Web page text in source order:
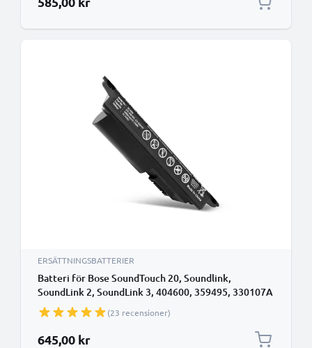
ERSÄTTNINGSBATTERIER
Batteri för Bose SoundTouch 20, Soundlink,
SoundLink 2, SoundLink 3, 404600, 359495, 330107A
3400mAh från CELLONIC
(23 recensioner)
645,00 kr